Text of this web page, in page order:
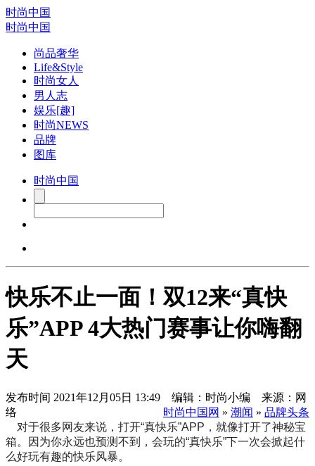
时尚中国
时尚中国
尚品奢华
Life&Style
时尚女人
男人志
娱乐[趣]
时尚NEWS
品牌
图库
时尚中国
快乐不止一面！双12来“真快
乐”APP 4大热门赛事让你嗨翻
天
发布时间 2021年12月05日 13:49 编辑：时尚小编 来源：网
络
时尚中国网 » 潮闻 » 品牌头条
对于很多网友来说，打开“真快乐”APP，就像打开了神秘宝
箱。因为你永远也预测不到，会玩的“真快乐”下一次会掀起什
么好玩有趣的快乐风暴。